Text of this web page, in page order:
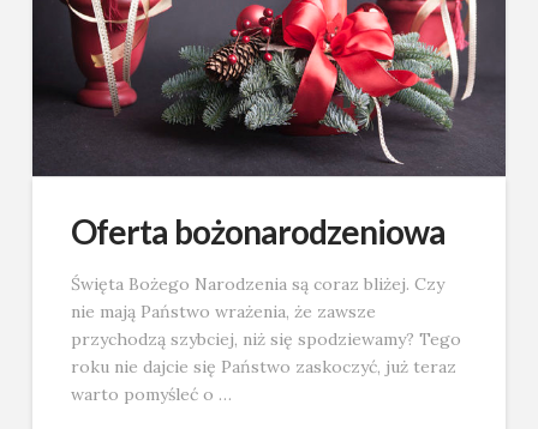
Oferta bożonarodzeniowa
Święta Bożego Narodzenia są coraz bliżej. Czy
nie mają Państwo wrażenia, że zawsze
przychodzą szybciej, niż się spodziewamy? Tego
roku nie dajcie się Państwo zaskoczyć, już teraz
warto pomyśleć o …